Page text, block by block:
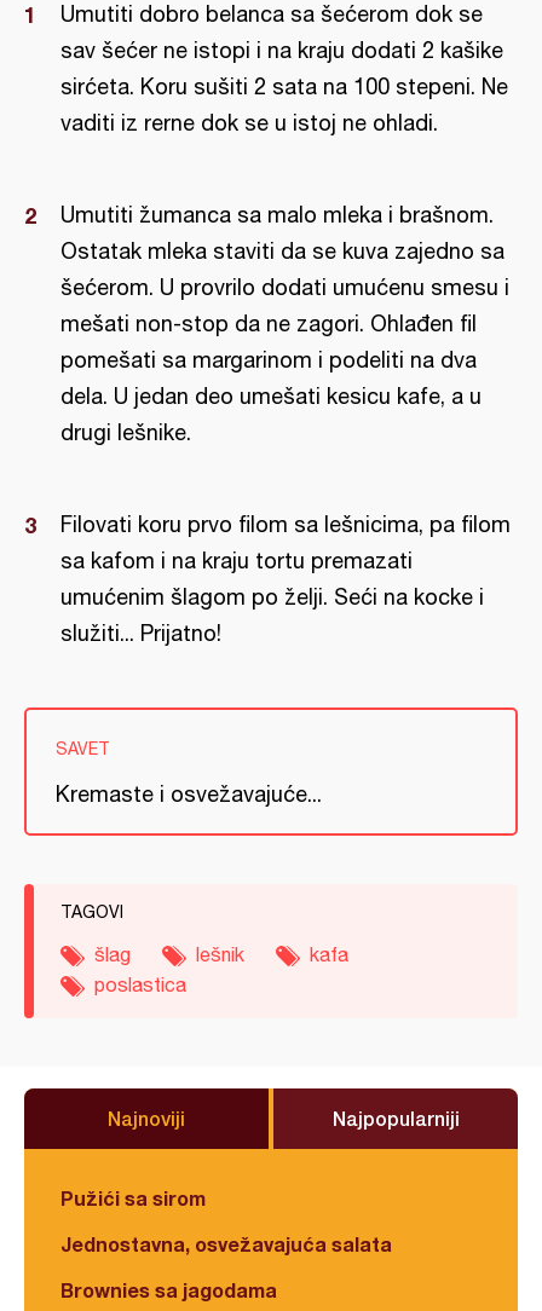
Umutiti dobro belanca sa šećerom dok se
sav šećer ne istopi i na kraju dodati 2 kašike
sirćeta. Koru sušiti 2 sata na 100 stepeni. Ne
vaditi iz rerne dok se u istoj ne ohladi.
Umutiti žumanca sa malo mleka i brašnom.
Ostatak mleka staviti da se kuva zajedno sa
šećerom. U provrilo dodati umućenu smesu i
mešati non-stop da ne zagori. Ohlađen fil
pomešati sa margarinom i podeliti na dva
dela. U jedan deo umešati kesicu kafe, a u
drugi lešnike.
Filovati koru prvo filom sa lešnicima, pa filom
sa kafom i na kraju tortu premazati
umućenim šlagom po želji. Seći na kocke i
služiti... Prijatno!
SAVET
Kremaste i osvežavajuće...
TAGOVI
šlag lešnik
kafa
poslastica
Najnoviji Najpopularniji
Pužići sa sirom
Jednostavna, osvežavajuća salata
Brownies sa jagodama